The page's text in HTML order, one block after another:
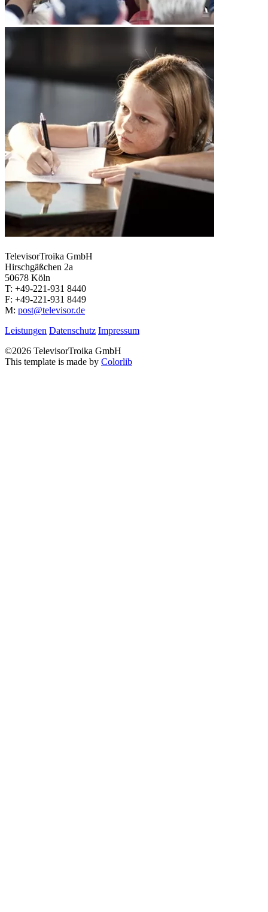
TelevisorTroika GmbH
Hirschgäßchen 2a
50678 Köln
T: +49-221-931 8440
F: +49-221-931 8449
M: post@televisor.de
Leistungen Datenschutz Impressum
©2026 TelevisorTroika GmbH
This template is made by Colorlib